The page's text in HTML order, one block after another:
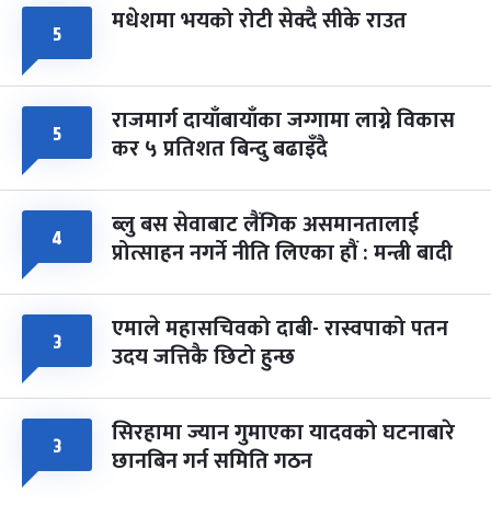
५ मधेशमा भयको रोटी सेक्दै सीके राउत
५ राजमार्ग दायाँबायाँका जग्गामा लाग्ने विकास
कर ५ प्रतिशत बिन्दु बढाइँदै
४ ब्लु बस सेवाबाट लैंगिक असमानतालाई
प्रोत्साहन नगर्ने नीति लिएका हौं : मन्त्री बादी
३ एमाले महासचिवको दाबी- रास्वपाको पतन
उदय जत्तिकै छिटो हुन्छ
३ सिरहामा ज्यान गुमाएका यादवको घटनाबारे
छानबिन गर्न समिति गठन